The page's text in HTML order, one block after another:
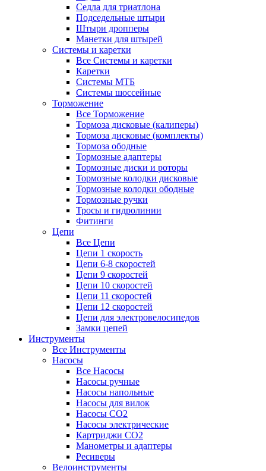
Седла для триатлона
Подседельные штыри
Штыри дропперы
Манетки для штырей
Системы и каретки
Все Системы и каретки
Каретки
Системы МТБ
Системы шоссейные
Торможение
Все Торможение
Тормоза дисковые (калиперы)
Тормоза дисковые (комплекты)
Тормоза ободные
Тормозные адаптеры
Тормозные диски и роторы
Тормозные колодки дисковые
Тормозные колодки ободные
Тормозные ручки
Тросы и гидролинии
Фитинги
Цепи
Все Цепи
Цепи 1 скорость
Цепи 6-8 скоростей
Цепи 9 скоростей
Цепи 10 скоростей
Цепи 11 скоростей
Цепи 12 скоростей
Цепи для электровелосипедов
Замки цепей
Инструменты
Все Инструменты
Насосы
Все Насосы
Насосы ручные
Насосы напольные
Насосы для вилок
Насосы CO2
Насосы электрические
Картриджи CO2
Манометры и адаптеры
Ресиверы
Велоинструменты